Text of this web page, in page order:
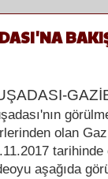
olan
aşağıda